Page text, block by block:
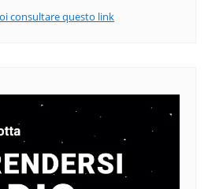
consultare questo link